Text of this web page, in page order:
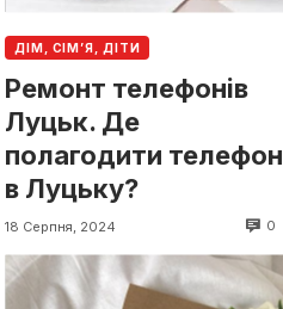
ДІМ, СІМ’Я, ДІТИ
Ремонт телефонів
Луцьк. Де
полагодити телефон
в Луцьку?
18 Серпня, 2024 0